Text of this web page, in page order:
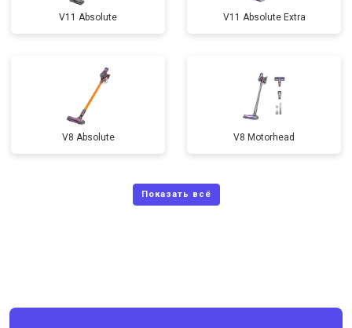
V11 Absolute V11 Absolute Extra
V8 Absolute V8 Motorhead